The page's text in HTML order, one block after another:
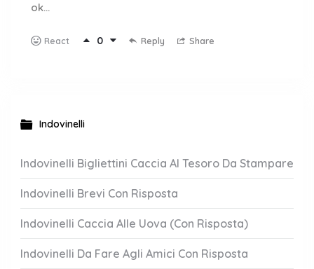
ok…
React 0 Reply Share
Indovinelli
Indovinelli Bigliettini Caccia Al Tesoro Da Stampare
Indovinelli Brevi Con Risposta
Indovinelli Caccia Alle Uova (Con Risposta)
Indovinelli Da Fare Agli Amici Con Risposta